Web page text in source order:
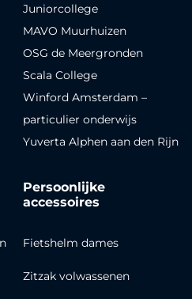
Juniorcollege
MAVO Muurhuizen
OSG de Meergronden
Scala College
Winford Amsterdam –
particulier onderwijs
Yuverta Alphen aan den Rijn
Persoonlijke
accessoires
Fietshelm dames
Zitzak volwassenen